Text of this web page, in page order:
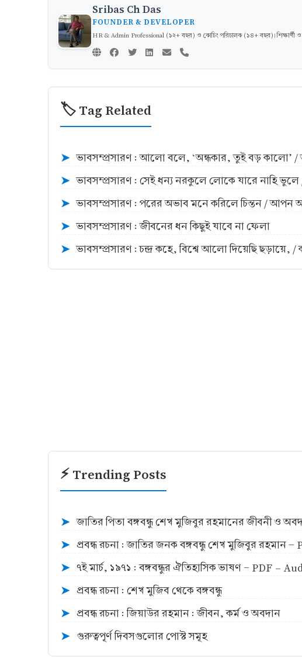
Sribas Ch Das
FOUNDER & DEVELOPER
HR & Admin Professional (১২+ বছর) ও কোচিং পরিচালক (১৪+ বছর)। শিক্ষার্থী
🏷️ Tag Related
➤ ভাবসম্প্রসারণ : আলো বলে, ‘অন্ধকার, তুই বড় কালো’
➤ ভাবসম্প্রসারণ : সেই ধন্য নরকুলে লোকে যারে নাহি ভুলে
➤ ভাবসম্প্রসারণ : পরের অভাব মনে করিলে চিন্তন / আপন
➤ ভাবসম্প্রসারণ : জীবনের ধন কিছুই যাবে না ফেলা
➤ ভাবসম্প্রসারণ : চন্দ্র কহে, বিশ্বে আলো দিয়েছি
⚡ Trending Posts
➤ জাতির পিতা বঙ্গবন্ধু শেখ মুজিবুর রহমানের জীবনী ও
➤ প্রবন্ধ রচনা : জাতির জনক বঙ্গবন্ধু শেখ মুজিবুর রহমান -
➤ ৭ই মার্চ, ১৯৭১ : বঙ্গবন্ধুর ঐতিহাসিক ভাষণ - PDF -
➤ প্রবন্ধ রচনা : শেখ মুজিব থেকে বঙ্গবন্ধু
➤ প্রবন্ধ রচনা : জিয়াউর রহমান : জীবন, কর্ম ও অবদান
➤ গুরুত্বপূর্ণ দিবসগুলোর পোস্ট সমূহ